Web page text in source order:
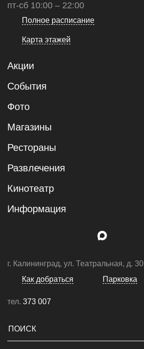
пт-сб 10:00 – 22:00
Полное расписание
Карта этажей
Акции
События
Фото
Магазины
Рестораны
Развлечения
Кинотеатр
Информация
г. Калининград, ул. Театральная, д. 30
Как добраться
Парковка
тел. 373 007